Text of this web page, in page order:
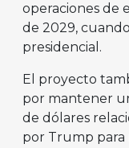
operaciones de
de 2029,
presidencial.
El proyecto
por mantener
de dólares
por Trump para